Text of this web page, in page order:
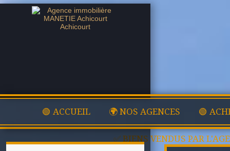
🟢 ACCUEIL 🌍 NOS AGENCES 🟢
✅ BIENS VENDUS PAR